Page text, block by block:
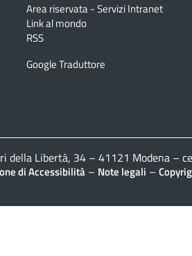
Area riservata - Servizi Intranet
Link al mondo
RSS
Google Traduttore
della Libertà, 34 – 41121 Modena –
di Accessibilità – Note legali –